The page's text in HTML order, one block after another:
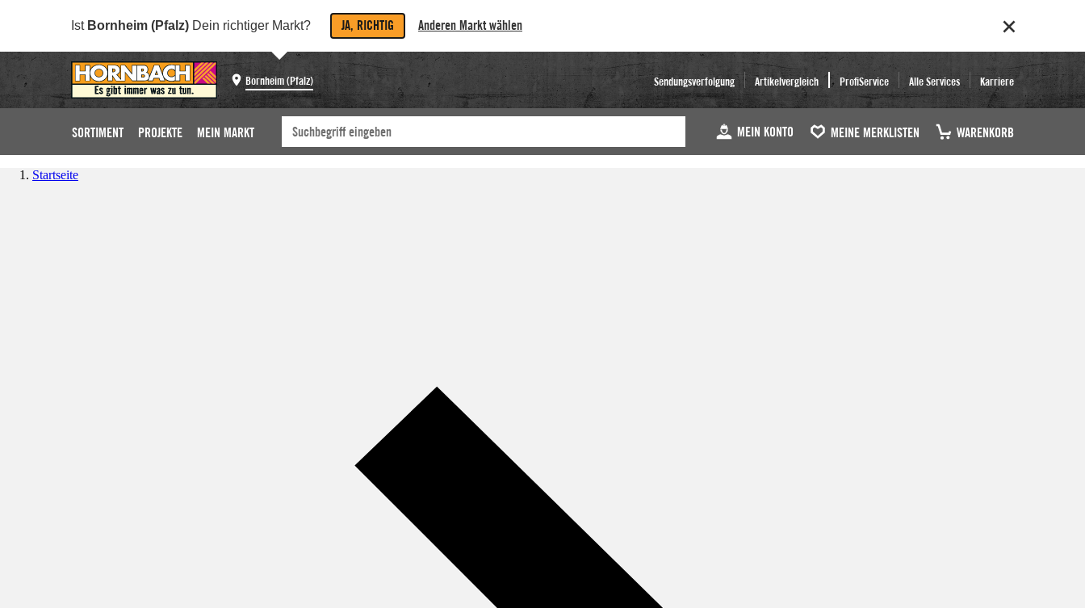
Ist Bornheim (Pfalz) Dein richtiger Markt? JA, RICHTIG Anderen Markt wählen
Bornheim (Pfalz) Sendungsverfolgung Artikelvergleich ProfiService Alle Services Karriere
SORTIMENT PROJEKTE MEIN MARKT MEIN KONTO MEINE MERKLISTEN WARENKORB
Startseite